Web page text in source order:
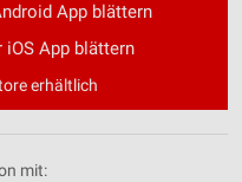
App blättern
iOS App blättern
erhältlich
mit: